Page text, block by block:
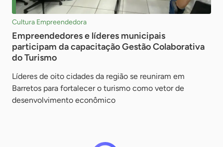
Cultura Empreendedora
Empreendedores e líderes municipais
participam da capacitação Gestão Colaborativa
do Turismo
Líderes de oito cidades da região se reuniram em
Barretos para fortalecer o turismo como vetor de
desenvolvimento econômico